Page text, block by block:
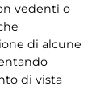
vedenti o
di alcune
di vista